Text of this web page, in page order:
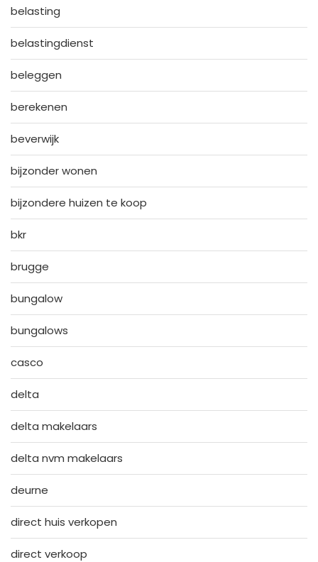
belasting
belastingdienst
beleggen
berekenen
beverwijk
bijzonder wonen
bijzondere huizen te koop
bkr
brugge
bungalow
bungalows
casco
delta
delta makelaars
delta nvm makelaars
deurne
direct huis verkopen
direct verkoop